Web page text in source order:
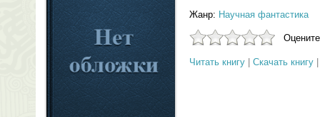
Жанр: Научная фантастика
Читать книгу Скачать книгу